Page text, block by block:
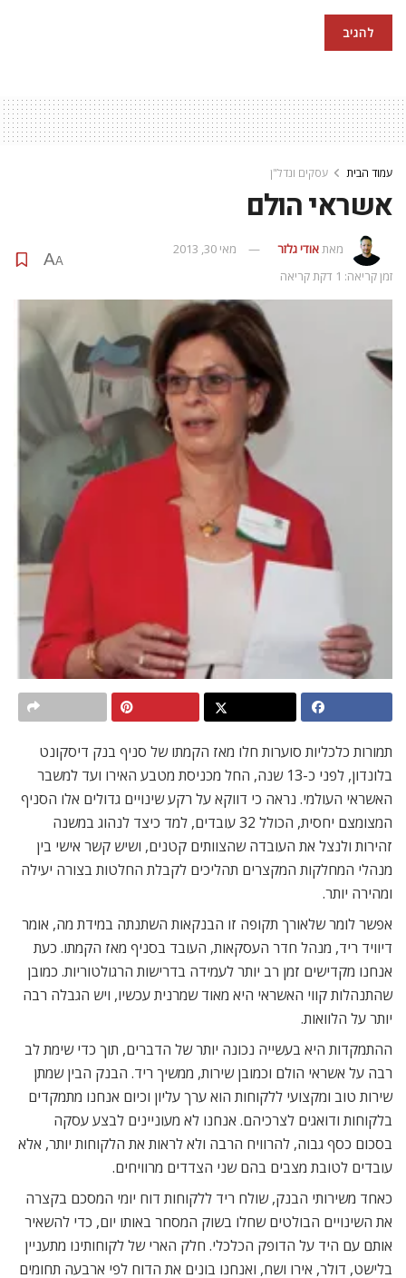
עמוד הבית עסקים ונדל"ן
אשראי הולם
מאתאודי גלזר
מאי 30, 2013
זמן קריאה: 1 דקת קריאה
A
A
תמורות כלכליות סוערות חלו מאז הקמתו של סניף בנק דיסקונט
בלונדון, לפני כ-13 שנה, החל מכניסת מטבע האירו ועד למשבר
האשראי העולמי. נראה כי דווקא על רקע שינויים גדולים אלו הסניף
המצומצם יחסית, הכולל 32 עובדים, למד כיצד לנהוג במשנה
זהירות ולנצל את העובדה שהצוותים קטנים, ושיש קשר אישי בין
מנהלי המחלקות המקצרים תהליכים לקבלת החלטות בצורה יעילה
ומהירה יותר.
אפשר לומר שלאורך תקופה זו הבנקאות השתנתה במידת מה, אומר
דיוויד ריד, מנהל חדר העסקאות, העובד בסניף מאז הקמתו. כעת
אנחנו מקדישים זמן רב יותר לעמידה בדרישות הרגולטוריות. כמובן
שהתנהלות קווי האשראי היא מאוד שמרנית עכשיו, ויש הגבלה רבה
יותר על הלוואות.
ההתמקדות היא בעשייה נכונה יותר של הדברים, תוך כדי שימת לב
רבה על אשראי הולם וכמובן שירות, ממשיך ריד. הבנק הבין שמתן
שירות טוב ומקצועי ללקוחות הוא ערך עליון וכיום אנחנו מתמקדים
בלקוחות ודואגים לצרכיהם. אנחנו לא מעוניינים לבצע עסקה
בסכום כסף גבוה, להרוויח הרבה ולא לראות את הלקוחות יותר, אלא
עובדים לטובת מצבים בהם שני הצדדים מרוויחים.
כאחד משירותי הבנק, שולח ריד ללקוחות דוח יומי המסכם בקצרה
את השינויים הבולטים שחלו בשוק המסחר באותו יום, כדי להשאיר
אותם עם היד על הדופק הכלכלי. חלק הארי של לקוחותינו מתעניין
בלישט, דולר, אירו ושח, ואנחנו בונים את הדוח לפי ארבעה תחומים